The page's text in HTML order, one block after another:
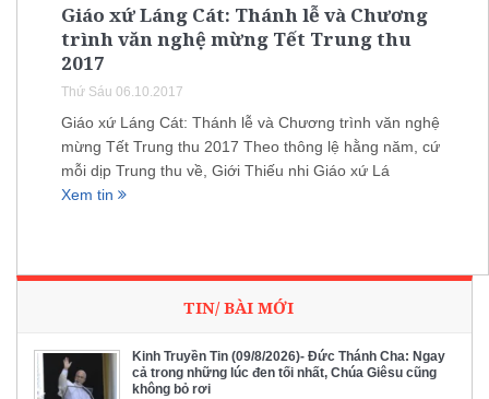
Giáo xứ Láng Cát: Thánh lễ và Chương
trình văn nghệ mừng Tết Trung thu
2017
Thứ Sáu 06.10.2017
Giáo xứ Láng Cát: Thánh lễ và Chương trình văn nghệ
mừng Tết Trung thu 2017 Theo thông lệ hằng năm, cứ
mỗi dịp Trung thu về, Giới Thiếu nhi Giáo xứ Lá
Xem tin
TIN/ BÀI MỚI
Kinh Truyền Tin (09/8/2026)- Đức Thánh Cha: Ngay
cả trong những lúc đen tối nhất, Chúa Giêsu cũng
không bỏ rơi